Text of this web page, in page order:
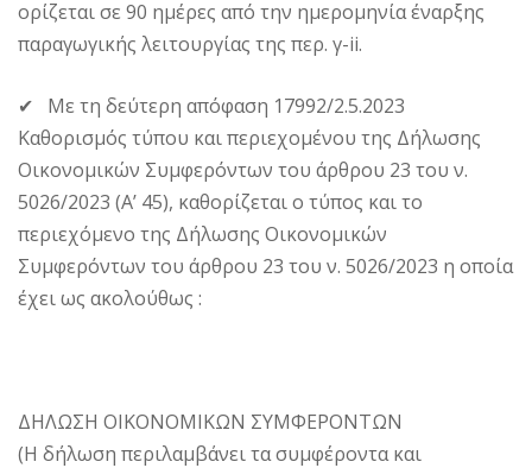
ορίζεται σε 90 ημέρες από την ημερομηνία έναρξης
παραγωγικής λειτουργίας της περ. γ-ii.
✔ Με τη δεύτερη απόφαση 17992/2.5.2023
Καθορισμός τύπου και περιεχομένου της Δήλωσης
Οικονομικών Συμφερόντων του άρθρου 23 του ν.
5026/2023 (Α’ 45), καθορίζεται ο τύπος και το
περιεχόμενο της Δήλωσης Οικονομικών
Συμφερόντων του άρθρου 23 του ν. 5026/2023 η οποία
έχει ως ακολούθως :
ΔΗΛΩΣΗ ΟΙΚΟΝΟΜΙΚΩΝ ΣΥΜΦΕΡΟΝΤΩΝ
(Η δήλωση περιλαμβάνει τα συμφέροντα και